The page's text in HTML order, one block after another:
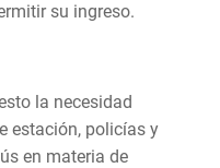
su ingreso.
la necesidad
estación, policías y
en materia de